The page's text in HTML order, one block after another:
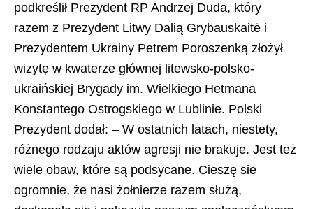
podkreślił Prezydent RP Andrzej Duda, który
razem z Prezydent Litwy Dalią Grybauskaitė i
Prezydentem Ukrainy Petrem Poroszenką złożył
wizytę w kwaterze głównej litewsko-polsko-
ukraińskiej Brygady im. Wielkiego Hetmana
Konstantego Ostrogskiego w Lublinie. Polski
Prezydent dodał: – W ostatnich latach, niestety,
różnego rodzaju aktów agresji nie brakuje. Jest też
wiele obaw, które są podsycane. Cieszę sie
ogromnie, że nasi żołnierze razem służą,